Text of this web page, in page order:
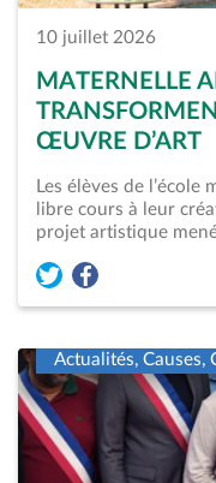
10 juillet 2026
MATERNELLE
ŒUVRE D’ART
Les élèves de
libre cours à leur
projet artistique
Partager l'article «
Partager l'article
Actualités, Causes,